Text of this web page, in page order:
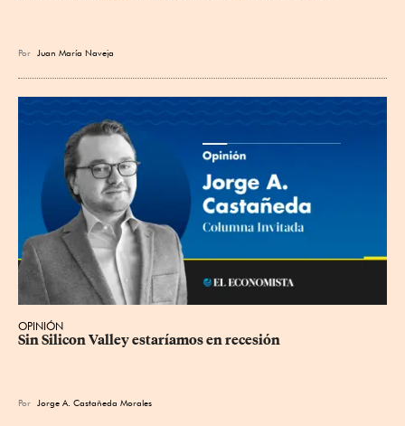
Por Juan María Naveja
OPINIÓN
Sin Silicon Valley estaríamos en recesión
Por Jorge A. Castañeda Morales